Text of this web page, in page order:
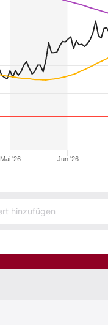
Mai '26 Jun '26